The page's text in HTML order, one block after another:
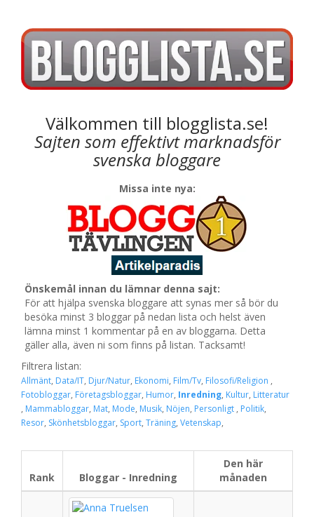
Välkommen till blogglista.se!
Sajten som effektivt marknadsför
svenska bloggare
Missa inte nya:
Önskemål innan du lämnar denna sajt:
För att hjälpa svenska bloggare att synas mer så bör du
besöka minst 3 bloggar på nedan lista och helst även
lämna minst 1 kommentar på en av bloggarna. Detta
gäller alla, även ni som finns på listan. Tacksamt!
Filtrera listan:
Allmänt, Data/IT, Djur/Natur, Ekonomi, Film/Tv, Filosofi/Religion ,
Fotobloggar, Företagsbloggar, Humor, Inredning, Kultur, Litteratur
, Mammabloggar, Mat, Mode, Musik, Nöjen, Personligt , Politik,
Resor, Skönhetsbloggar, Sport, Träning, Vetenskap,
Rank Bloggar - Inredning
Den här
månaden